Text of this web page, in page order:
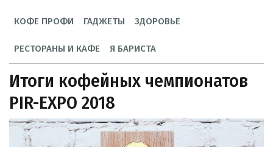
КОФЕ ПРОФИ ГАДЖЕТЫ ЗДОРОВЬЕ
РЕСТОРАНЫ И КАФЕ Я БАРИСТА
Итоги кофейных чемпионатов
PIR-EXPO 2018